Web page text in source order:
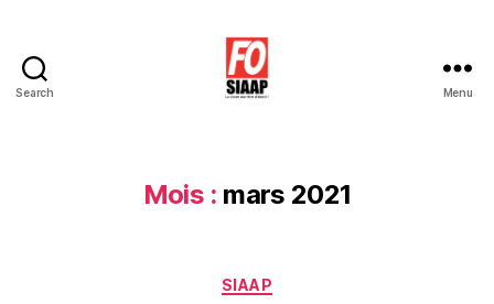
Search
Force
Ouvrière
Menu
Mois : mars 2021
Catégories
SIAAP